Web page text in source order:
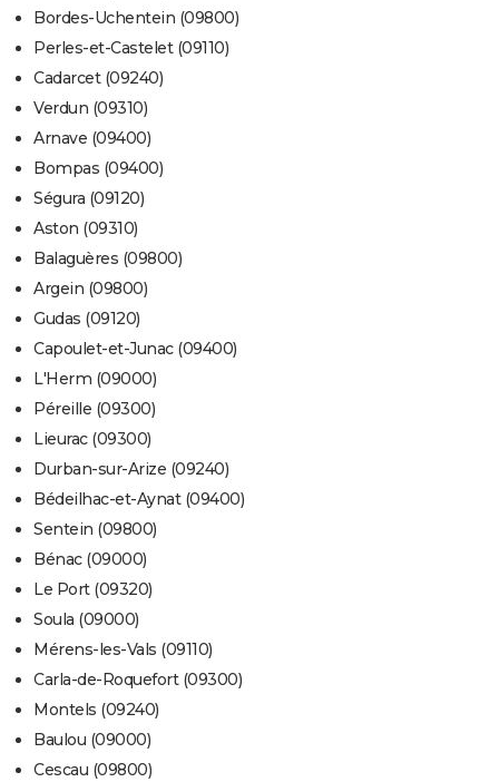
Bordes-Uchentein (09800)
Perles-et-Castelet (09110)
Cadarcet (09240)
Verdun (09310)
Arnave (09400)
Bompas (09400)
Ségura (09120)
Aston (09310)
Balaguères (09800)
Argein (09800)
Gudas (09120)
Capoulet-et-Junac (09400)
L'Herm (09000)
Péreille (09300)
Lieurac (09300)
Durban-sur-Arize (09240)
Bédeilhac-et-Aynat (09400)
Sentein (09800)
Bénac (09000)
Le Port (09320)
Soula (09000)
Mérens-les-Vals (09110)
Carla-de-Roquefort (09300)
Montels (09240)
Baulou (09000)
Cescau (09800)